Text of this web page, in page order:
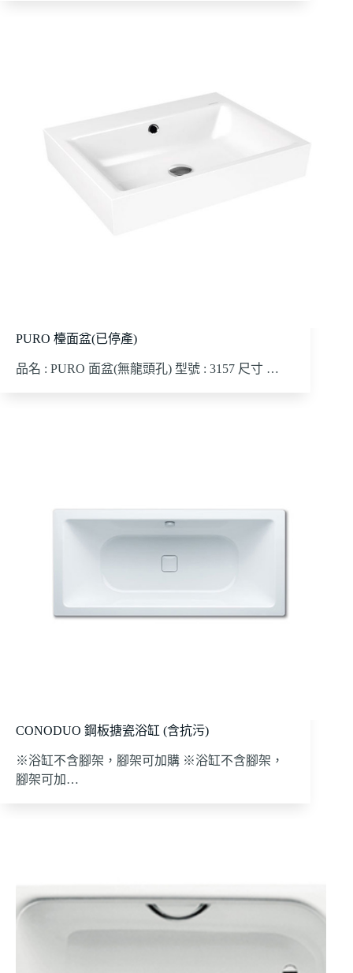
PURO 檯面盆(已停產)
品名 : PURO 面盆(無龍頭孔) 型號 : 3157 尺寸 …
CONODUO 鋼板搪瓷浴缸 (含抗污)
※浴缸不含腳架，腳架可加購 ※浴缸不含腳架，
腳架可加…